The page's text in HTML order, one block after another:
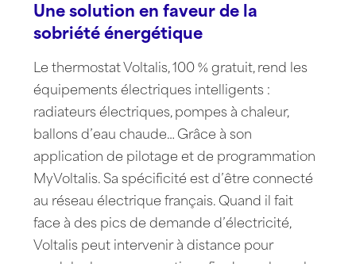
Une solution en faveur de la
sobriété énergétique
Le thermostat Voltalis, 100 % gratuit, rend les
équipements électriques intelligents :
radiateurs électriques, pompes à chaleur,
ballons d’eau chaude… Grâce à son
application de pilotage et de programmation
MyVoltalis. Sa spécificité est d’être connecté
au réseau électrique français. Quand il fait
face à des pics de demande d’électricité,
Voltalis peut intervenir à distance pour